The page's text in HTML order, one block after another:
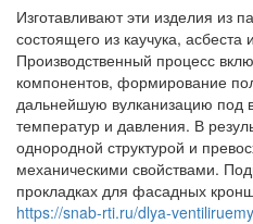
Изготавливают эти изделия из
состоящего из каучука, асбеста
Производственный процесс
компонентов, формирование
дальнейшую вулканизацию под
температур и давления. В
однородной структурой и
механическими свойствами.
прокладках для фасадных
https://snab-rti.ru/dlya-